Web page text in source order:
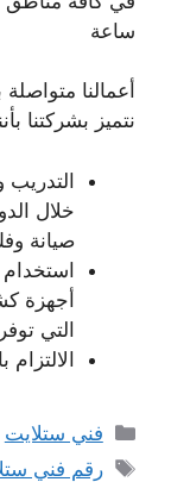
ساعة
أعمالنا
نتميز بشركتنا
التدريب
خلال
صيانة
أجهزة
التي
الالتزام
التصنيفات
فني ستلايت
الوسوم
رقم فني